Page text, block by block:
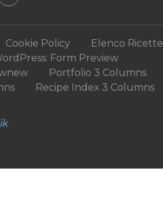
Cookie Policy
Elenco Ricette
Form Preview
Portfolio 3 Columns
Recipe Index 3 Columns